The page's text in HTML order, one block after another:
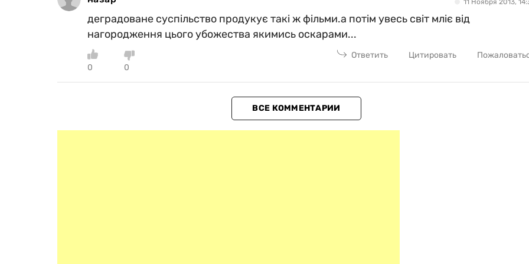
11 Ноября 2013,
деградоване суспільство продукує такі ж фільми.а потім увесь світ мліє від
нагородження цього убожества якимись оскарами...
0 0
Ответить Цитировать
ВСЕ КОММЕНТАРИИ